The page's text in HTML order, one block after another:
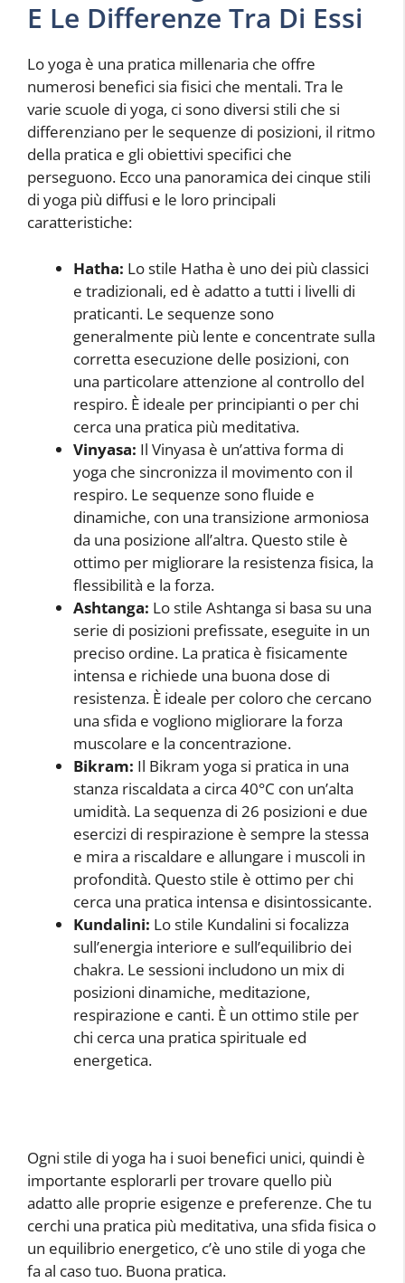
E Le Differenze Tra Di Essi
Lo yoga è una pratica millenaria che offre
numerosi benefici sia fisici che mentali. Tra le
varie scuole di yoga, ci sono diversi stili che si
differenziano per le sequenze di posizioni, il ritmo
della pratica e gli obiettivi specifici che
perseguono. Ecco una panoramica dei cinque stili
di yoga più diffusi e le loro principali
caratteristiche:
Hatha: Lo stile Hatha è uno dei più classici
e tradizionali, ed è adatto a tutti i livelli di
praticanti. Le sequenze sono
generalmente più lente e concentrate sulla
corretta esecuzione delle posizioni, con
una particolare attenzione al controllo del
respiro. È ideale per principianti o per chi
cerca una pratica più meditativa.
Vinyasa: Il Vinyasa è un’attiva forma di
yoga che sincronizza il movimento con il
respiro. Le sequenze sono fluide e
dinamiche, con una transizione armoniosa
da una posizione all’altra. Questo stile è
ottimo per migliorare la resistenza fisica, la
flessibilità e la forza.
Ashtanga: Lo stile Ashtanga si basa su una
serie di posizioni prefissate, eseguite in un
preciso ordine. La pratica è fisicamente
intensa e richiede una buona dose di
resistenza. È ideale per coloro che cercano
una sfida e vogliono migliorare la forza
muscolare e la concentrazione.
Bikram: Il Bikram yoga si pratica in una
stanza riscaldata a circa 40°C con un’alta
umidità. La sequenza di 26 posizioni e due
esercizi di respirazione è sempre la stessa
e mira a riscaldare e allungare i muscoli in
profondità. Questo stile è ottimo per chi
cerca una pratica intensa e disintossicante.
Kundalini: Lo stile Kundalini si focalizza
sull’energia interiore e sull’equilibrio dei
chakra. Le sessioni includono un mix di
posizioni dinamiche, meditazione,
respirazione e canti. È un ottimo stile per
chi cerca una pratica spirituale ed
energetica.
Ogni stile di yoga ha i suoi benefici unici, quindi è
importante esplorarli per trovare quello più
adatto alle proprie esigenze e preferenze. Che tu
cerchi una pratica più meditativa, una sfida fisica o
un equilibrio energetico, c’è uno stile di yoga che
fa al caso tuo. Buona pratica.